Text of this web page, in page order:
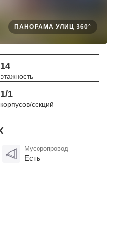
ПАНОРАМА УЛИЦ 360°
14
этажность
1/1
корпусов/секций
Мусоропровод
Есть